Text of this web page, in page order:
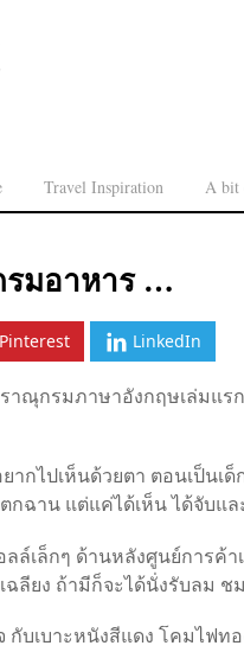
Travel Inspiration A bit
มอาหาร …
Pinterest LinkedIn
ราณุกรมภาษาอังกฤษเล่มแ
ยากไปเห็นด้วยตา ตอนเป็
ตกฉาน แต่แค่ได้เห็น ได้จับ
อลล์เล็กๆ ด้านหลังศูนย์การ
ลียง ถ้ามีก็จะได้นั่งรับลม ช
บเบาะหนังสีแดง โคมไฟทอ